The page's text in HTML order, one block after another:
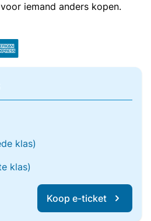
iemand anders kopen.
klas)
klas)
Koop e-ticket